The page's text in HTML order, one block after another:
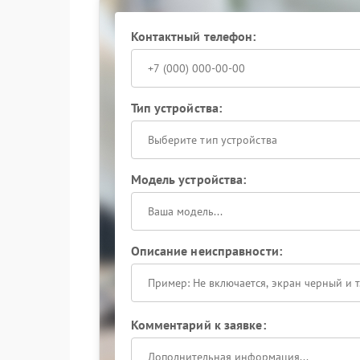
зарядное устройство могут привести к
Сохраните надежность системы резервного
Контактный телефон:
Тип устройства:
Выберите тип устройства
Модель устройства:
Описание неисправности:
Комментарий к заявке: